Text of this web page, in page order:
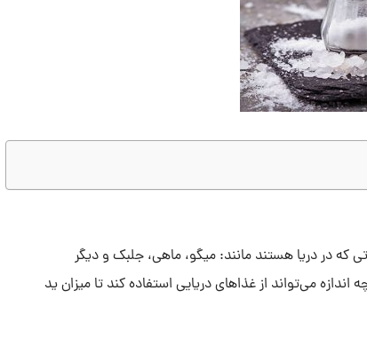
که در دریا هستند مانند: میگو، ماهی، جلبک و دیگر
می‌تواند از غذاهای دریایی استفاده کند تا میزان ید